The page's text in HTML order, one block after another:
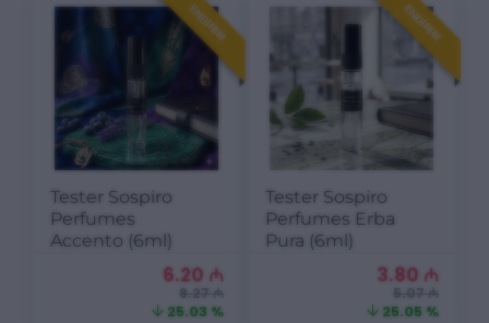
ENDIRIM
Tester Sospiro
Perfumes
Accento (6ml)
6.20 ₼
8.27 ₼
25.03 %
ENDIRIM
Tester Sospiro
Perfumes Erba
Pura (6ml)
3.80 ₼
5.07 ₼
25.05 %